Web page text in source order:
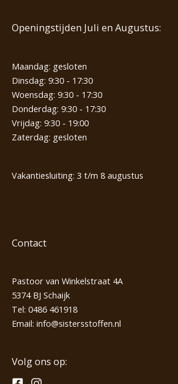
Openingstijden Juli en Augustus:
Maandag: gesloten
Dinsdag: 9:30 - 17:30
Woensdag: 9:30 - 17:30
Donderdag: 9:30 - 17:30
Vrijdag: 9:30 - 19:00
Zaterdag: gesloten
Vakantiesluiting: 3 t/m 8 augustus
Contact
Pastoor van Winkelstraat 4A
5374 BJ Schaijk
Tel: 0486 461918
Email: info@sistersstoffen.nl
Volg ons op: